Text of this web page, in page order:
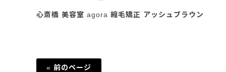
心斎橋 美容室 agora 縮毛矯正 アッシュブラウン
« 前のページ